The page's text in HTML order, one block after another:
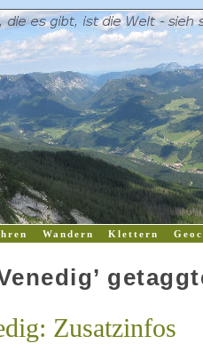
Wandern Klettern
Zusatzinfos